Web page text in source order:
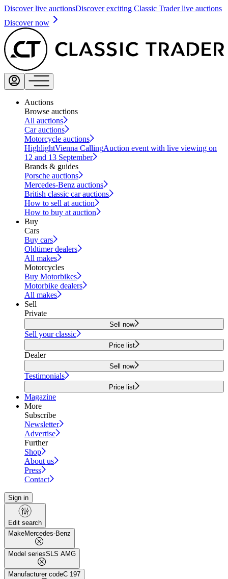
Discover live auctionsDiscover exciting Classic Trader live auctions
Discover now
Auctions
Browse auctions
All auctions
Car auctions
Motorcycle auctions
HighlightVienna CallingAuction event with live viewing on
12 and 13 September
Brands & guides
Porsche auctions
Mercedes-Benz auctions
British classic car auctions
How to sell at auction
How to buy at auction
Buy
Cars
Buy cars
Oldtimer dealers
All makes
Motorcycles
Buy Motorbikes
Motorbike dealers
All makes
Sell
Private
Sell now
Sell your classic
Price list
Dealer
Sell now
Testimonials
Price list
Magazine
More
Subscribe
Newsletter
Advertise
Further
Shop
About us
Press
Contact
Sign in
Edit search
MakeMercedes-Benz
Model seriesSLS AMG
Manufacturer codeC 197